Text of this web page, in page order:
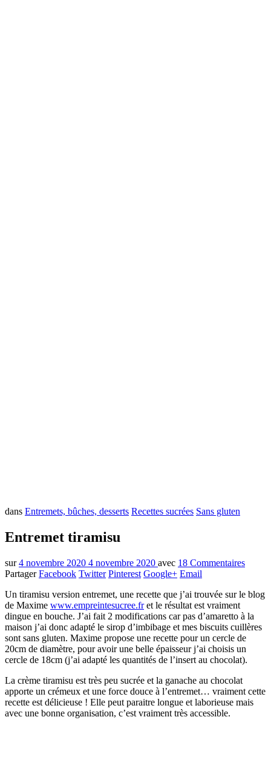
dans Entremets, bûches, desserts Recettes sucrées Sans gluten
Entremet tiramisu
sur4 novembre 2020 4 novembre 2020 avec 18 Commentaires
PartagerFacebook Twitter Pinterest Google+ Email
Un tiramisu version entremet, une recette que j’ai trouvée sur le blog
de Maxime www.empreintesucree.fret le résultat est vraiment
dingue en bouche. J’ai fait 2 modifications car pas d’amaretto à la
maison j’ai donc adapté le sirop d’imbibage et mes biscuits cuillères
sont sans gluten. Maxime propose une recette pour un cercle de
20cm de diamètre, pour avoir une belle épaisseur j’ai choisis un
cercle de 18cm (j’ai adapté les quantités de l’insert au chocolat).
La crème tiramisu est très peu sucrée et la ganache au chocolat
apporte un crémeux et une force douce à l’entremet… vraiment cette
recette est délicieuse ! Elle peut paraitre longue et laborieuse mais
avec une bonne organisation, c’est vraiment très accessible.